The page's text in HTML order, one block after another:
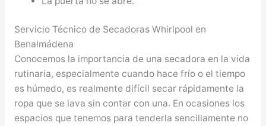
Servicio Técnico de Secadoras Whirlpool en
Benalmádena
Conocemos la importancia de una secadora en la vida
rutinaria, especialmente cuando hace frío o el tiempo
es húmedo, es realmente difícil secar rápidamente la
ropa que se lava sin contar con una. En ocasiones los
espacios que tenemos para tenderla sencillamente no